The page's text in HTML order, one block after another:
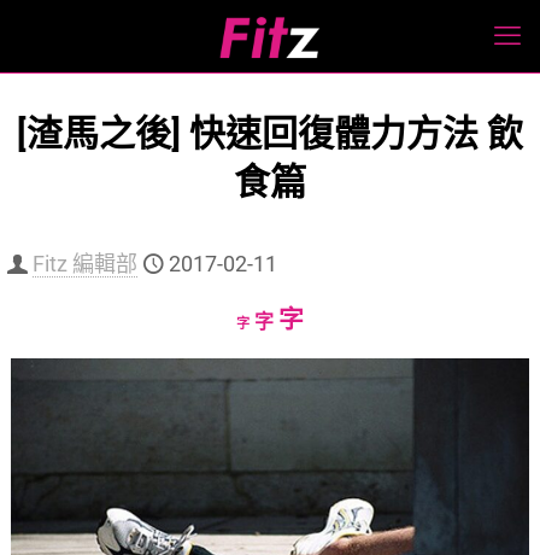
[渣馬之後] 快速回復體力方法 飲
食篇
Fitz 編輯部 2017-02-11
字Decrease
size.
字Reset
size.
字Increase
size.